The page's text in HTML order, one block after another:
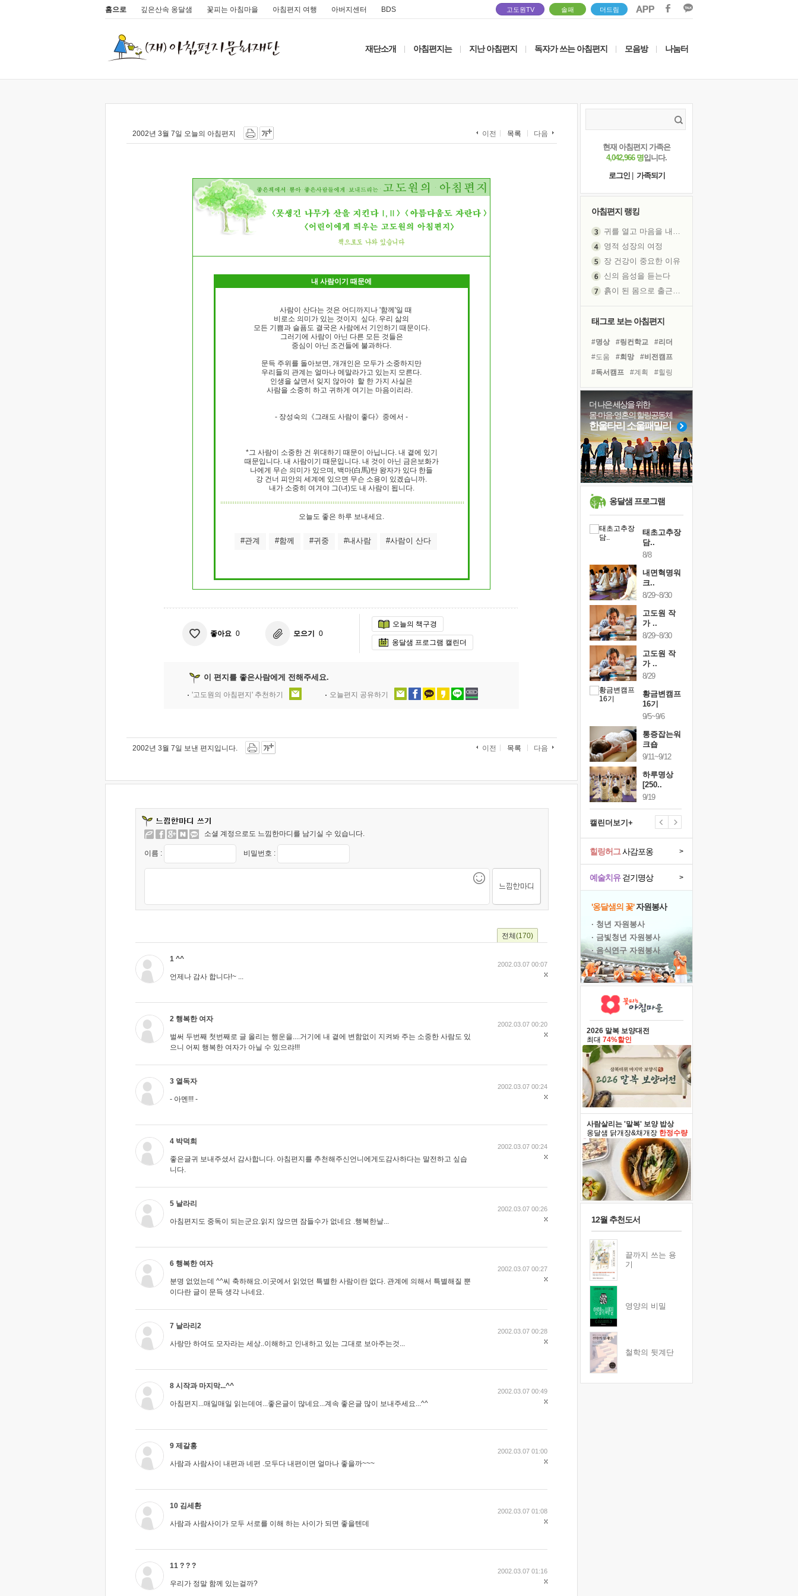
홈으로 깊은산속 옹달샘 꽃피는 아침마을 아침편지 여행 아버지센터 BDS 고도원TV 솔패 더드림
재단소개 아침편지는 지난 아침편지 독자가 쓰는 아침편지 모음방 나눔터
2002년 3월 7일 오늘의 아침편지 이전 목록 다음
내 사람이기 때문에
사람이 산다는 것은 어디까지나 '함께'일 때
비로소 의미가 있는 것이지 싶다. 우리 삶의
모든 기쁨과 슬픔도 결국은 사람에서 기인하기 때문이다.
그러기에 사람이 아닌 다른 모든 것들은
중심이 아닌 조건들에 불과하다.
문득 주위를 돌아보면, 개개인은 모두가 소중하지만
우리들의 관계는 얼마나 메말라가고 있는지 모른다.
인생을 살면서 잊지 않아야 할 한 가지 사실은
사람을 소중히 하고 귀하게 여기는 마음이리라.
- 장성숙의《그래도 사람이 좋다》중에서 -
*그 사람이 소중한 건 위대하기 때문이 아닙니다. 내 곁에 있기
때문입니다. 내 사람이기 때문입니다. 내 것이 아닌 금은보화가
나에게 무슨 의미가 있으며, 백마(白馬)탄 왕자가 있다 한들
강 건너 피안의 세계에 있으면 무슨 소용이 있겠습니까.
내가 소중히 여겨야 그(녀)도 내 사람이 됩니다.
오늘도 좋은 하루 보내세요.
#관계 #함께 #귀중 #내사람 #사람이 산다
좋아요 0 모으기 0
오늘의 책구경
옹달샘 프로그램 캘린더
이 편지를 좋은사람에게 전해주세요.
'고도원의 아침편지' 추천하기 오늘편지 공유하기
2002년 3월 7일 보낸 편지입니다. 이전 목록 다음
소셜 계정으로도 느낌한마디를 남기실 수 있습니다.
이름 : 비밀번호 :
전체 (170)
1 ^^
언제나 감사 합니다!~ ...
2002.03.07 00:07
2 행복한 여자
벌써 두번째 첫번째로 글 올리는 행운을....거기에 내 곁에 변함없이 지켜봐 주는 소중한 사람도 있
으니 어찌 행복한 여자가 아닐 수 있으랴!!!
2002.03.07 00:20
3 열독자
- 아멘!!! -
2002.03.07 00:24
4 박덕희
좋은글귀 보내주셨서 감사합니다. 아침편지를 추천해주신언니에게도감사하다는 말전하고 싶습
니다.
2002.03.07 00:24
5 날라리
아침편지도 중독이 되는군요.읽지 않으면 잠들수가 없네요 .행복한날...
2002.03.07 00:26
6 행복한 여자
분명 없었는데 ^^씨 축하해요.이곳에서 읽었던 특별한 사람이란 없다. 관계에 의해서 특별해질 뿐
이다란 글이 문득 생각 나네요.
2002.03.07 00:27
7 날라리2
사랑만 하여도 모자라는 세상..이해하고 인내하고 있는 그대로 보아주는것...
2002.03.07 00:28
8 시작과 마지막...^^
아침편지...매일매일 읽는데여...좋은글이 많네요...계속 좋은글 많이 보내주세요...^^
2002.03.07 00:49
9 제갈홍
사람과 사람사이 내편과 네편 .모두다 내편이면 얼마나 좋을까~~~
2002.03.07 01:00
10 김세환
사람과 사람사이가 모두 서로를 이해 하는 사이가 되면 좋을텐데
2002.03.07 01:08
11 ? ? ?
우리가 정말 함께 있는걸까?
2002.03.07 01:16
현재 아침편지 가족은
4,042,966 명입니다.
로그인
가족되기
아침편지 랭킹
귀를 열고 마음을 내어주고
영적 성장의 여정
장 건강이 중요한 이유
신의 음성을 듣는다
흙이 된 몸으로 출근하는 여자
졸업식 사진을 보며
아픈 아버지를 위한 공간 설계
극심한 변비, 어깨결림, 수면 장애
보고 싶은 어머니
유년 시절의 부산 영도 바다
못된 꼰대들
거울 속의 나
희망이란
'모른다'는 것
태그로 보는 아침편지
#명상 #링컨학교
#리더
#도움
#희망
#비전캠프
#독서캠프
#계획
#힐링
#유튜브
#건강
#사람
#면역력
#아이들
#나눔
#경험
#극복
#바이러스
#위기
#삶 #다짐
더 나은 세상을 위한
몸·마음·영혼의 힐링공동체
한울타리 소울패밀리
옹달샘 프로그램
크..
태초고추장
담..
8/8
내면혁명워
크..
8/29~8/30
고도원 작
가 ..
8/29~8/30
고도원 작
가 ..
8/29
황금변캠프
16기
9/5~9/6
통증잡는워
크숍
9/11~9/12
하루명상
[250..
9/19
캘린더보기+
예술치유걷기명상 >
힐링허그사감포옹 >
'옹달샘의 꽃'자원봉사
· 청년 자원봉사
· 금빛청년 자원봉사
· 음식연구 자원봉사
2026 말복 보양대전
최대 74%할인
사람살리는 '말복' 보양 밥상
옹달샘 닭개장&채개장 한정수량
12월 추천도서
끝까지 쓰는 용
기
영양의 비밀
철학의 뒷계단